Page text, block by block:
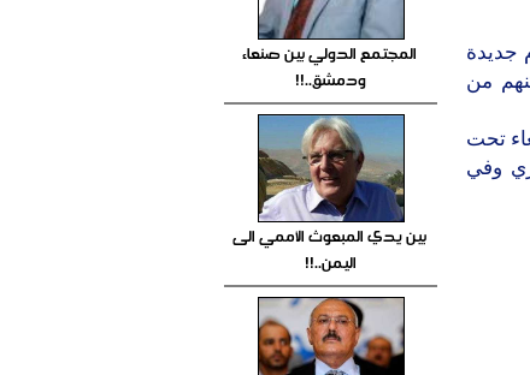
جديدة
من
تحت
وفي
المجتمع الدولي بين صنعاء
ودمشق..!!
بين يدي المبعوث الأممي الى
اليمن..!!